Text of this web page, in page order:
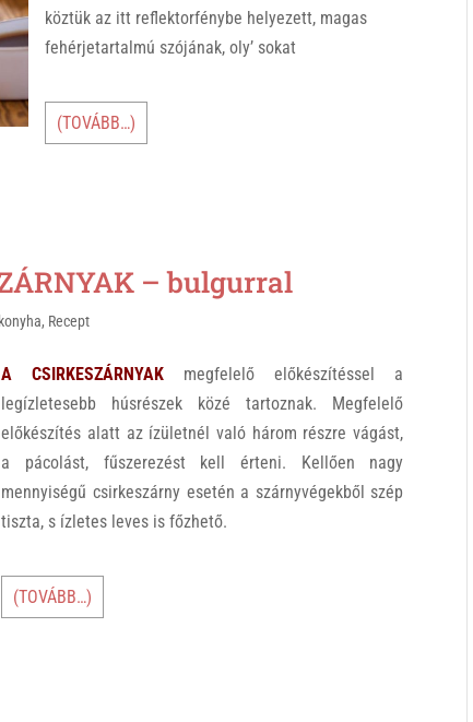
köztük az itt reflektorfénybe helyezett, magas
fehérjetartalmú szójának, oly’ sokat
(TOVÁBB…)
– bulgurral
, Recept
A CSIRKESZÁRNYAK megfelelő előkészítéssel a
legízletesebb húsrészek közé tartoznak. Megfelelő
előkészítés alatt az ízületnél való három részre vágást,
a pácolást, fűszerezést kell érteni. Kellően nagy
mennyiségű csirkeszárny esetén a szárnyvégekből szép
tiszta, s ízletes leves is főzhető.
(TOVÁBB…)